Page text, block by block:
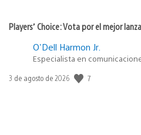
Players’ Choice: Vota por el mejor
O'Dell Harmon Jr.
Especialista en
Fecha
3 de agosto de 2026 7